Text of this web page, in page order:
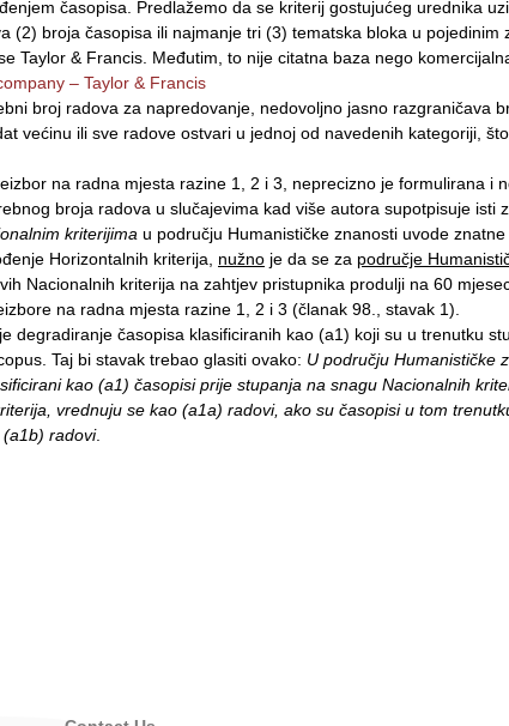
časopisa. Predlažemo da se kriterij gostujućeg urednika
(2) broja časopisa ili najmanje tri (3) tematska bloka u pojedinim
Taylor & Francis. Međutim, to nije citatna baza nego
– Taylor & Francis
broj radova za napredovanje, nedovoljno jasno razgraničava
većinu ili sve radove ostvari u jednoj od navedenih kategoriji,
na radna mjesta razine 1, 2 i 3, neprecizno je formulirana i
broja radova u slučajevima kad više autora supotpisuje isti
kriterijima u području Humanističke znanosti uvode
Horizontalnih kriterija, nužno je da se za područje
Nacionalnih kriterija na zahtjev pristupnika produlji na 60
na radna mjesta razine 1, 2 i 3 (članak 98., stavak 1).
degradiranje časopisa klasificiranih kao (a1) koji su u trenutku
Taj bi stavak trebao glasiti ovako: U području Humanističke
kao (a1) časopisi prije stupanja na snagu Nacionalnih
vrednuju se kao (a1a) radovi, ako su časopisi u tom
radovi.